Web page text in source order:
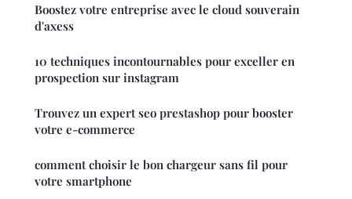
Boostez votre entreprise avec le cloud souverain
d'axess
10 techniques incontournables pour exceller en
prospection sur instagram
Trouvez un expert seo prestashop pour booster
votre e-commerce
comment choisir le bon chargeur sans fil pour
votre smartphone